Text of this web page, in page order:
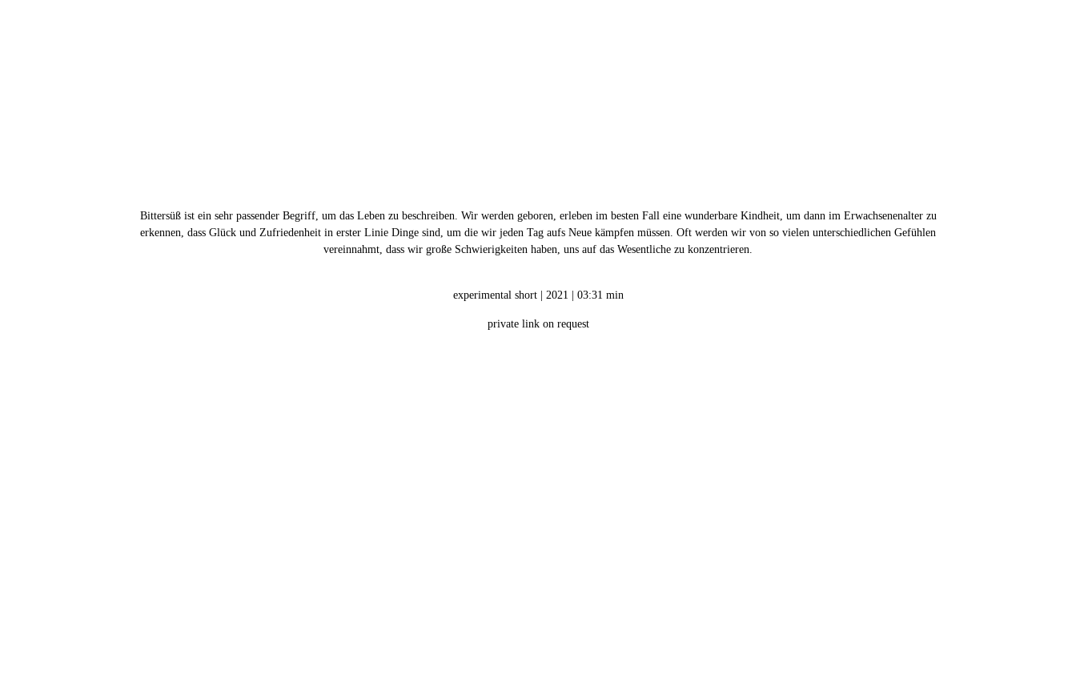
Bittersüß ist ein sehr passender Begriff, um das Leben zu beschreiben. Wir werden geboren, erleben im besten Fall eine wunderbare Kindheit, um dann im Erwachsenenalter zu
erkennen, dass Glück und Zufriedenheit in erster Linie Dinge sind, um die wir jeden Tag aufs Neue kämpfen müssen. Oft werden wir von so vielen unterschiedlichen Gefühlen
vereinnahmt, dass wir große Schwierigkeiten haben, uns auf das Wesentliche zu konzentrieren.
experimental short | 2021 | 03:31 min
private link on request